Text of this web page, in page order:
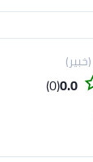
(خبير)
0.0
(0)